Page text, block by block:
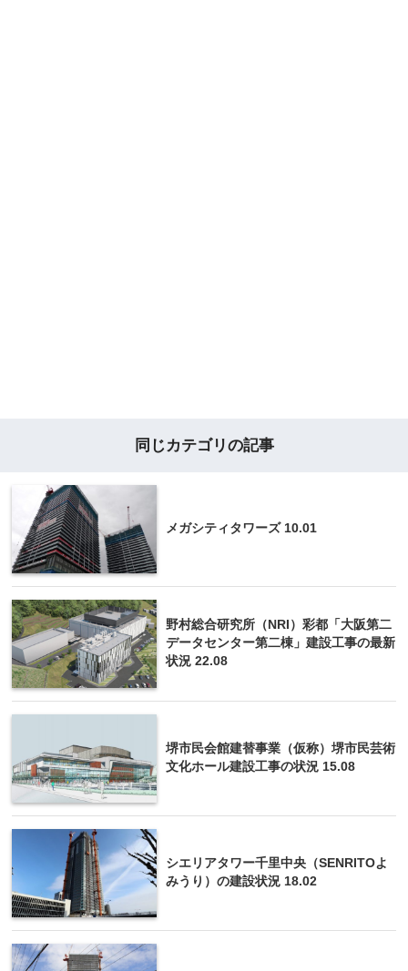
同じカテゴリの記事
メガシティタワーズ 10.01
野村総合研究所（NRI）彩都「大阪第二
データセンター第二棟」建設工事の最新
状況 22.08
堺市民会館建替事業（仮称）堺市民芸術
文化ホール建設工事の状況 15.08
シエリアタワー千里中央（SENRITOよ
みうり）の建設状況 18.02